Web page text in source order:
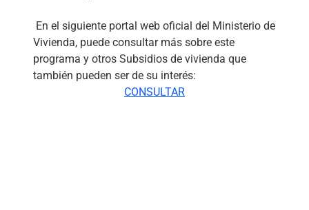
En el siguiente portal web oficial del Ministerio de
Vivienda, puede consultar más sobre este
programa y otros Subsidios de vivienda que
también pueden ser de su interés:
CONSULTAR